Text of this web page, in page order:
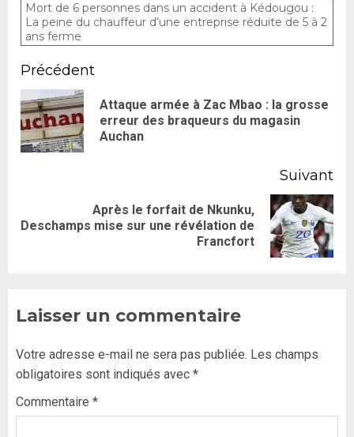
Mort de 6 personnes dans un accident à Kédougou :
La peine du chauffeur d’une entreprise réduite de 5 à 2
ans ferme
Précédent
Attaque armée à Zac Mbao : la grosse
erreur des braqueurs du magasin
Auchan
Suivant
Après le forfait de Nkunku,
Deschamps mise sur une révélation de
Francfort
Laisser un commentaire
Votre adresse e-mail ne sera pas publiée. Les champs
obligatoires sont indiqués avec *
Commentaire *